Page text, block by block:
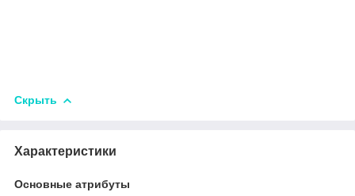
Скрыть
Характеристики
Основные атрибуты